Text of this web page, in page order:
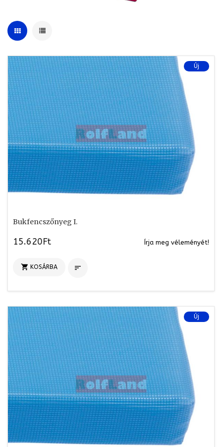
Új
Bukfencszőnyeg I.
15.620Ft Írja meg véleményét!
 KOSÁRBA 
Új